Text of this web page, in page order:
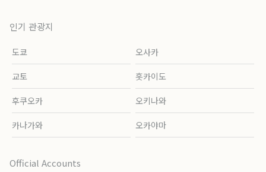
인기 관광지
도쿄 오사카
교토 홋카이도
후쿠오카 오키나와
카나가와 오카야마
Official Accounts